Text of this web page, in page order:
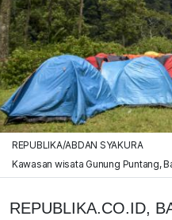
REPUBLIKA/ABDAN SYAKURA
Kawasan wisata Gunung Puntang,
REPUBLIKA.CO.ID,